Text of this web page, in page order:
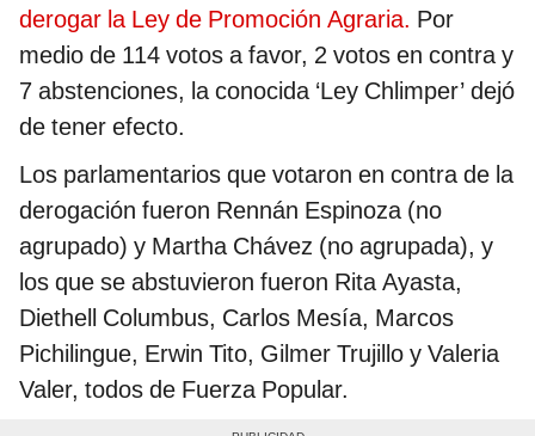
derogar la Ley de Promoción Agraria. Por
medio de 114 votos a favor, 2 votos en contra y
7 abstenciones, la conocida ‘Ley Chlimper’ dejó
de tener efecto.
Los parlamentarios que votaron en contra de la
derogación fueron Rennán Espinoza (no
agrupado) y Martha Chávez (no agrupada), y
los que se abstuvieron fueron Rita Ayasta,
Diethell Columbus, Carlos Mesía, Marcos
Pichilingue, Erwin Tito, Gilmer Trujillo y Valeria
Valer, todos de Fuerza Popular.